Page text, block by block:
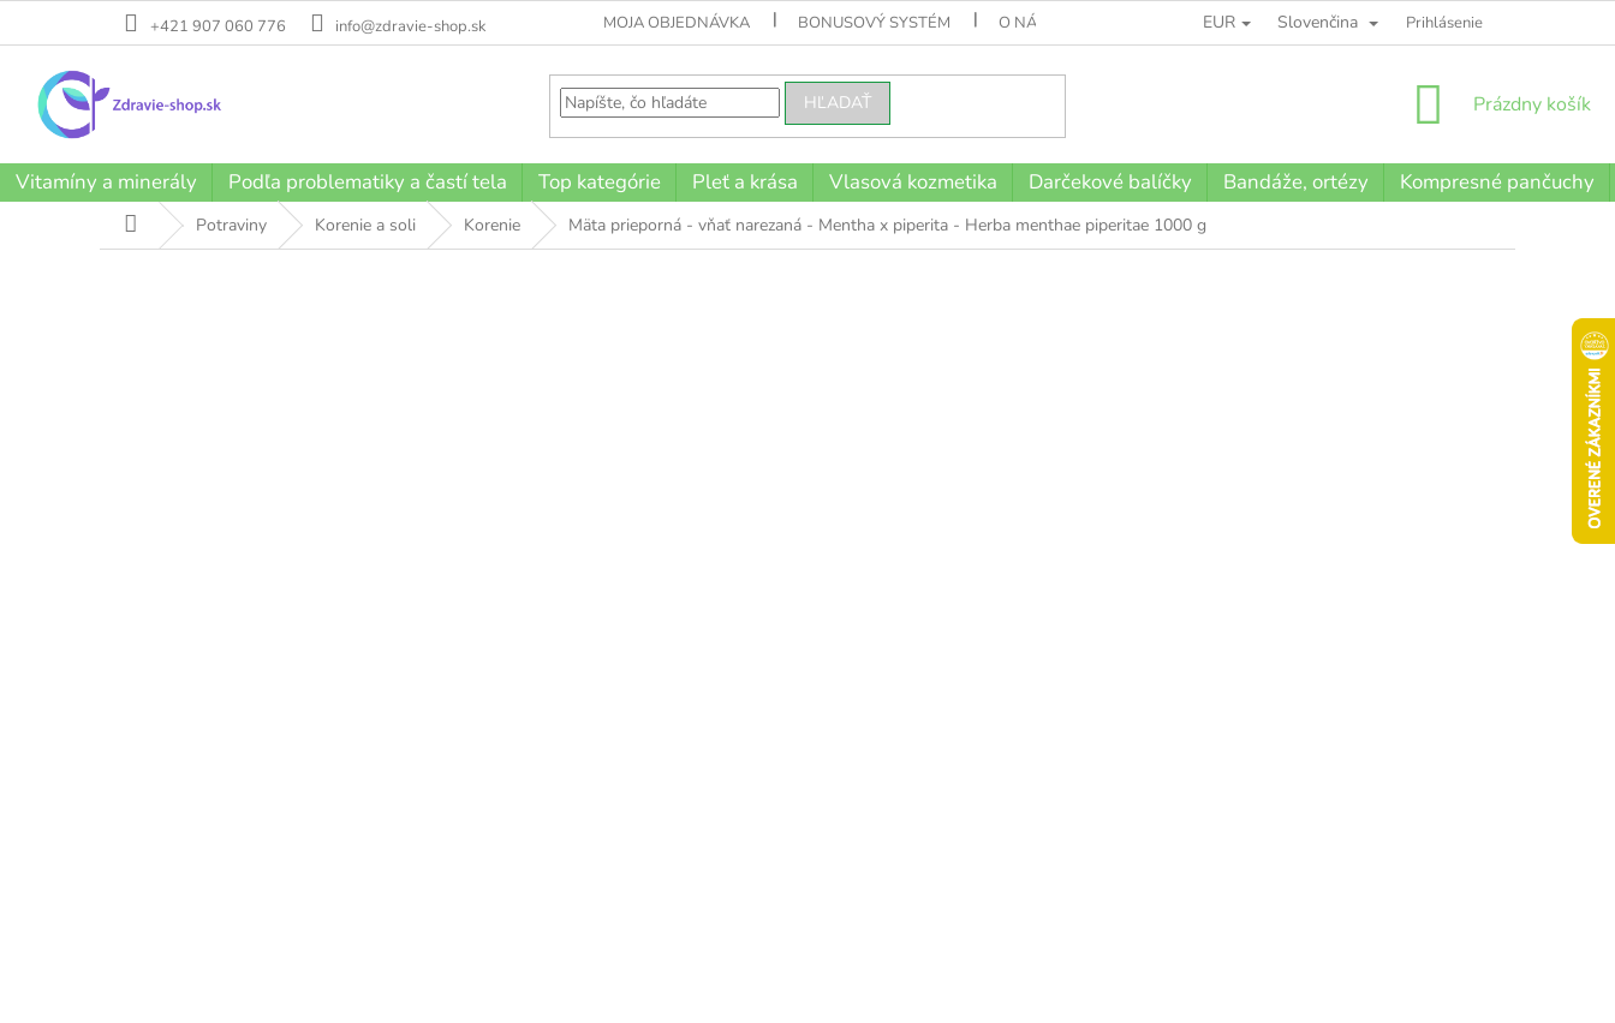
+421 907 060 776 info@zdravie-shop.sk MOJA OBJEDNÁVKA BONUSOVÝ SYSTÉM O NÁS EUR Slovenčina Prihlásenie
HĽADAŤ
NÁKUPNÝ
Prázdny košík
Vitamíny a minerály Podľa problematiky a častí tela Top kategórie Pleť a krása Vlasová kozmetika Darčekové balíčky Bandáže, ortézy Kompresné pančuchy
DomovPotraviny Korenie a soli Korenie Mäta prieporná - vňať narezaná - Mentha x piperita - Herba menthae piperitae 1000 g